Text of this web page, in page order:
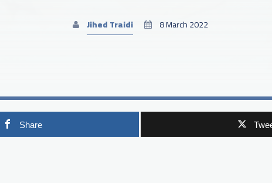
Jihed Traidi 8 March 2022
Share